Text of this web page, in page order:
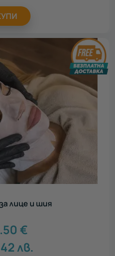
лице и шия
€
лв.